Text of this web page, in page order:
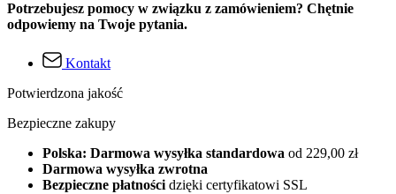
Potrzebujesz pomocy w związku z zamówieniem? Chętnie
odpowiemy na Twoje pytania.
Kontakt
Potwierdzona jakość
Bezpieczne zakupy
Polska: Darmowa wysyłka standardowa od 229,00 zł
Darmowa wysyłka zwrotna
Bezpieczne płatności dzięki certyfikatowi SSL